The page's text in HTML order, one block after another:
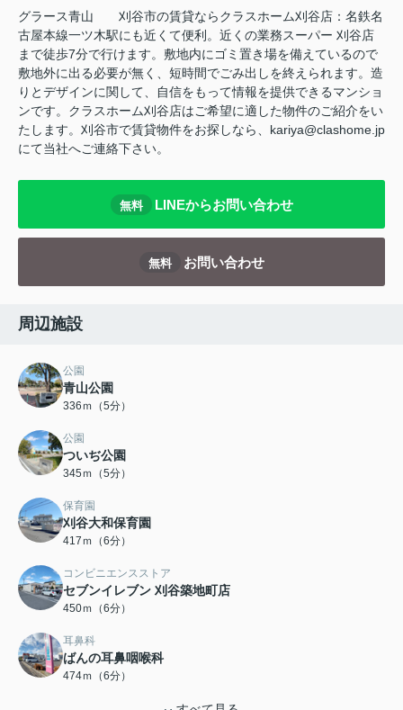
グラース青山 刈谷市の賃貸ならクラスホーム刈谷店：名鉄名
古屋本線一ツ木駅にも近くて便利。近くの業務スーパー 刈谷店
まで徒歩7分で行けます。敷地内にゴミ置き場を備えているので
敷地外に出る必要が無く、短時間でごみ出しを終えられます。造
りとデザインに関して、自信をもって情報を提供できるマンショ
ンです。クラスホーム刈谷店はご希望に適した物件のご紹介をい
たします。刈谷市で賃貸物件をお探しなら、kariya@clashome.jp
にて当社へご連絡下さい。
無料 LINEからお問い合わせ
無料 お問い合わせ
周辺施設
公園
青山公園
336ｍ（5分）
公園
ついぢ公園
345ｍ（5分）
保育園
刈谷大和保育園
417ｍ（6分）
コンビニエンスストア
セブンイレブン 刈谷築地町店
450ｍ（6分）
耳鼻科
ばんの耳鼻咽喉科
474ｍ（6分）